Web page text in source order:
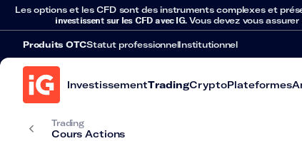
Les options et les CFD sont des instruments complexes et
investissent sur les CFD avec IG. Vous devez vous
Produits OTCStatut professionnelInstitutionnel
InvestissementTradingCryptoPlateformes
Trading
Cours Actions